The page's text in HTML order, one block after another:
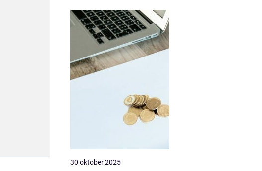
30 oktober 2025